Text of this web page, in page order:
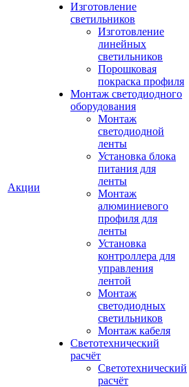
Акции
Изготовление
светильников
Изготовление
линейных
светильников
Порошковая
покраска профиля
Монтаж светодиодного
оборудования
Монтаж
светодиодной
ленты
Установка блока
питания для
ленты
Монтаж
алюминиевого
профиля для
ленты
Установка
контроллера для
управления
лентой
Монтаж
светодиодных
светильников
Монтаж кабеля
Светотехнический
расчёт
Светотехнический
расчёт